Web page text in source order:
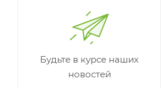
Будьте в курсе наших
новостей